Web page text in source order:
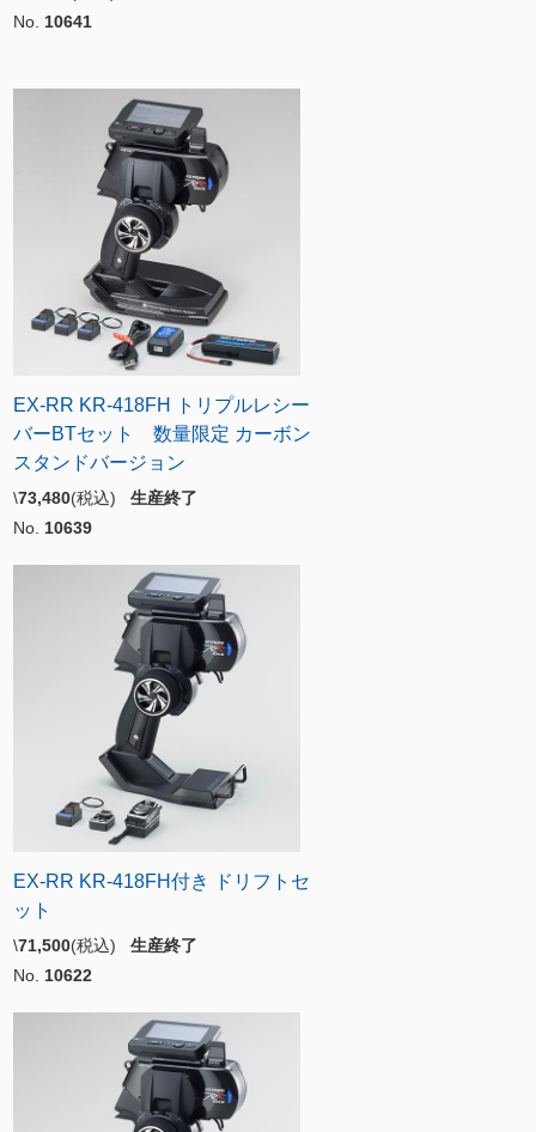
No. 10641
EX-RR KR-418FH トリプルレシー
バーBTセット 数量限定 カーボン
スタンドバージョン
\73,480(税込) 生産終了
No. 10639
EX-RR KR-418FH付き ドリフトセ
ット
\71,500(税込) 生産終了
No. 10622